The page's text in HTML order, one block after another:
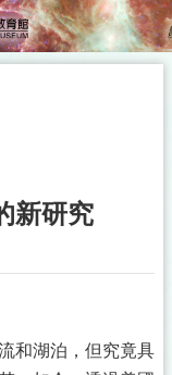
新研究
和湖泊，但究竟具